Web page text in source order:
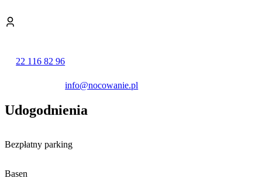
odległości od lokalnych atrakcji.
również zwrócić uwagę na zabytki, takie jak neogotycki kościół
Wniebowzięcia Najświętszej Maryi Panny oraz historyczna chata
22 116 82 96
info@nocowanie.pl
Udogodnienia
Bezpłatny parking
Basen